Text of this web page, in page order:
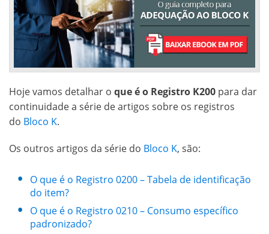
Hoje vamos detalhar o que é o Registro K200 para dar
continuidade a série de artigos sobre os registros
do Bloco K.
Os outros artigos da série do Bloco K, são:
O que é o Registro 0200 – Tabela de identificação
do item?
O que é o Registro 0210 – Consumo específico
padronizado?